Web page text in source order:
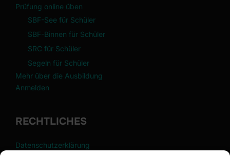
Prüfung online üben
SBF-See für Schüler
SBF-Binnen für Schüler
SRC für Schüler
Segeln für Schüler
Mehr über die Ausbildung
Anmelden
RECHTLICHES
Datenschutzerklärung